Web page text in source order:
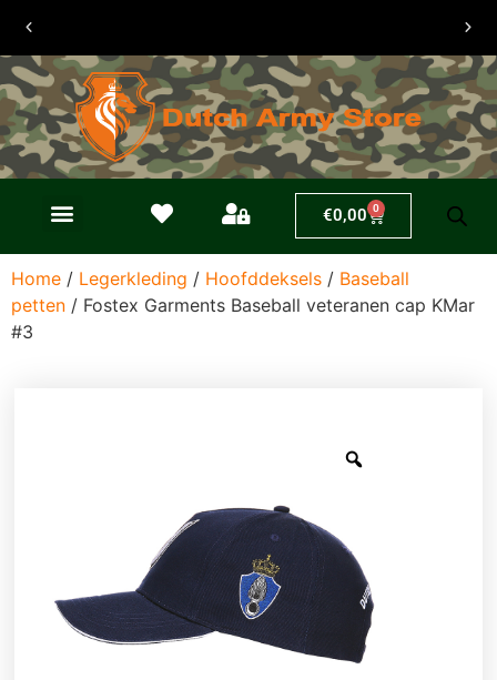
30 dagen
retouren
€0,00 0
Home / Legerkleding / Hoofddeksels / Baseball
petten / Fostex Garments Baseball veteranen cap KMar
#3